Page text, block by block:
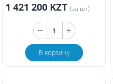
1 421 200 KZT (за шт)
В корзину